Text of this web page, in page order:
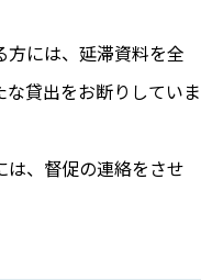
には、延滞資料を全
貸出をお断りしていま
は、督促の連絡をさせ